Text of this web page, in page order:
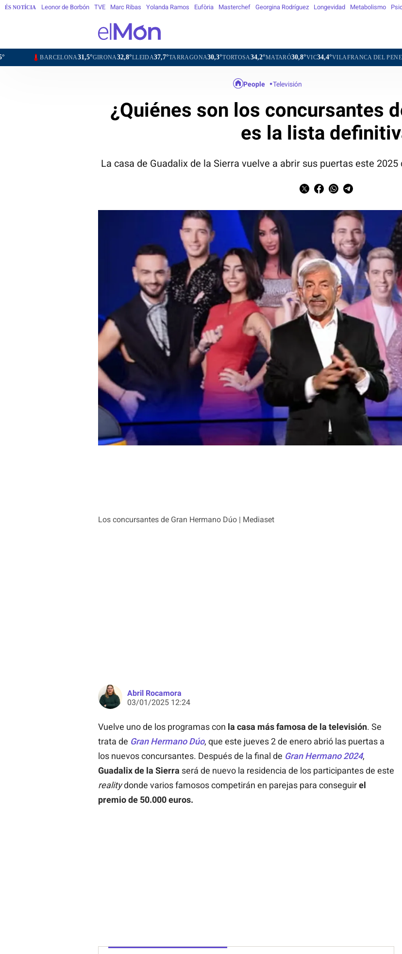
ÉS NOTÍCIA Leonor de Borbón TVE Marc Ribas Yolanda Ramos Eufòria Masterchef Georgina Rodríguez Longevidad Metabolismo
31,5°GIRONA32,8°LLEIDA37,7°TARRAGONA30,3°TORTOSA34,2°MATARÓ30,8°VIC34,4°VILAFRANCA DEL PENEDÈS30,7°
Los concursantes de Gran Hermano Dúo | Mediaset
People Televisión
¿Quiénes son los concursantes
es la lista
La casa de Guadalix de la Sierra vuelve a abrir sus puertas este
Abril Rocamora
03/01/2025 12:24
Vuelve uno de los programas con la casa más famosa de la televisión. Se
trata de Gran Hermano Dúo, que este jueves 2 de enero abrió las puertas a
los nuevos concursantes. Después de la final de Gran Hermano 2024,
Guadalix de la Sierra será de nuevo la residencia de los participantes de este
realitydonde varios famosos competirán en parejas para conseguirel
premio de 50.000 euros.